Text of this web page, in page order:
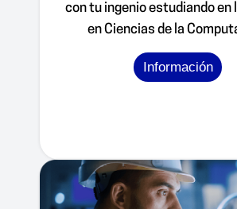
con tu ingenio estudiando en
en Ciencias de la
Información